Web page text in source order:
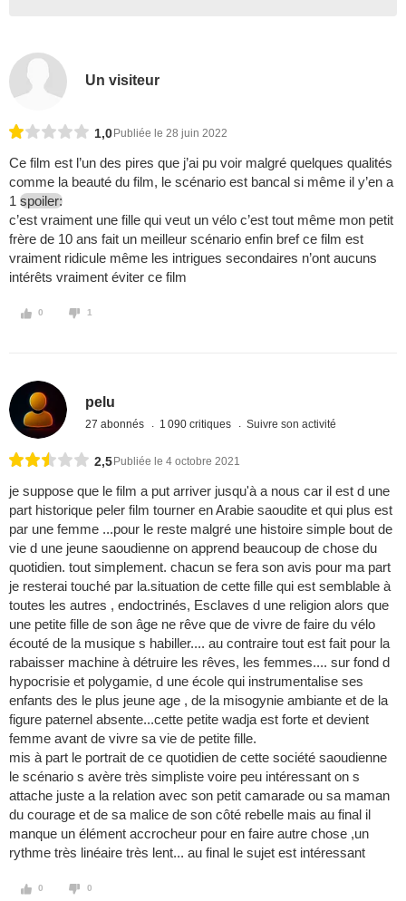
Un visiteur
1,0 Publiée le 28 juin 2022
Ce film est l’un des pires que j’ai pu voir malgré quelques qualités
comme la beauté du film, le scénario est bancal si même il y’en a
1 spoiler:
c’est vraiment une fille qui veut un vélo c’est tout même mon petit
frère de 10 ans fait un meilleur scénario enfin bref ce film est
vraiment ridicule même les intrigues secondaires n’ont aucuns
intérêts vraiment éviter ce film
0 1
pelu
27 abonnés 1 090 critiques Suivre son activité
2,5 Publiée le 4 octobre 2021
je suppose que le film a put arriver jusqu'à a nous car il est d une
part historique peler film tourner en Arabie saoudite et qui plus est
par une femme ...pour le reste malgré une histoire simple bout de
vie d une jeune saoudienne on apprend beaucoup de chose du
quotidien. tout simplement. chacun se fera son avis pour ma part
je resterai touché par la.situation de cette fille qui est semblable à
toutes les autres , endoctrinés, Esclaves d une religion alors que
une petite fille de son âge ne rêve que de vivre de faire du vélo
écouté de la musique s habiller.... au contraire tout est fait pour la
rabaisser machine à détruire les rêves, les femmes.... sur fond d
hypocrisie et polygamie, d une école qui instrumentalise ses
enfants des le plus jeune age , de la misogynie ambiante et de la
figure paternel absente...cette petite wadja est forte et devient
femme avant de vivre sa vie de petite fille.
mis à part le portrait de ce quotidien de cette société saoudienne
le scénario s avère très simpliste voire peu intéressant on s
attache juste a la relation avec son petit camarade ou sa maman
du courage et de sa malice de son côté rebelle mais au final il
manque un élément accrocheur pour en faire autre chose ,un
rythme très linéaire très lent... au final le sujet est intéressant
0 0